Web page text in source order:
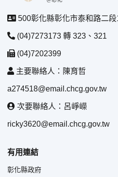
500彰化縣彰化市泰和路二
(04)7273173 轉 323、321
(04)7202399
主要聯絡人：陳育哲
a274518@email.chcg.gov.tw
次要聯絡人：呂崢嶸
ricky3620@email.chcg.gov.tw
有用連結
彰化縣政府